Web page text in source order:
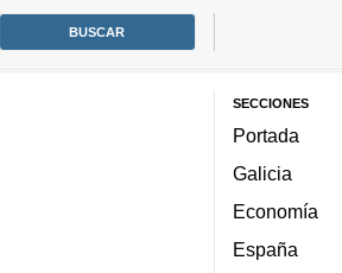
SECCIONES
Portada
Galicia
Economía
España